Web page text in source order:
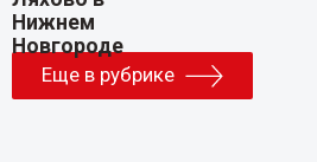
Еще в рубрике